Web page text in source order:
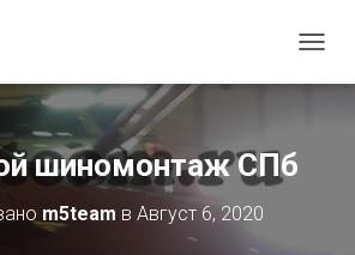
Е
шиномонтаж СПб
m5team в Август 6, 2020